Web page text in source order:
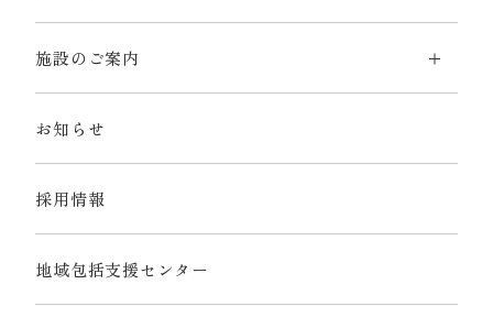
施設のご案内
お知らせ
採用情報
地域包括支援センター